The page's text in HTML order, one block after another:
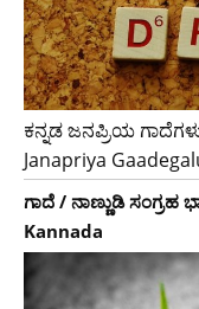
ಕನ್ನಡ ಜನಪ್ರಿಯ
Janapriya
ಗಾದೆ / ನಾಣ್ಣುಡಿ ಸಂಗ್ರಹ
Kannada